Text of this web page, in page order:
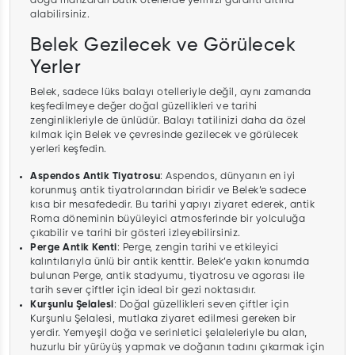
alabilirsiniz.
Belek Gezilecek ve Görülecek
Yerler
Belek, sadece lüks balayı otelleriyle değil, aynı zamanda
keşfedilmeye değer doğal güzellikleri ve tarihi
zenginlikleriyle de ünlüdür. Balayı tatilinizi daha da özel
kılmak için Belek ve çevresinde gezilecek ve görülecek
yerleri keşfedin.
Aspendos Antik Tiyatrosu: Aspendos, dünyanın en iyi
korunmuş antik tiyatrolarından biridir ve Belek’e sadece
kısa bir mesafededir. Bu tarihi yapıyı ziyaret ederek, antik
Roma döneminin büyüleyici atmosferinde bir yolculuğa
çıkabilir ve tarihi bir gösteri izleyebilirsiniz.
Perge Antik Kenti: Perge, zengin tarihi ve etkileyici
kalıntılarıyla ünlü bir antik kenttir. Belek’e yakın konumda
bulunan Perge, antik stadyumu, tiyatrosu ve agorası ile
tarih sever çiftler için ideal bir gezi noktasıdır.
Kurşunlu Şelalesi: Doğal güzellikleri seven çiftler için
Kurşunlu Şelalesi, mutlaka ziyaret edilmesi gereken bir
yerdir. Yemyeşil doğa ve serinletici şelaleleriyle bu alan,
huzurlu bir yürüyüş yapmak ve doğanın tadını çıkarmak için